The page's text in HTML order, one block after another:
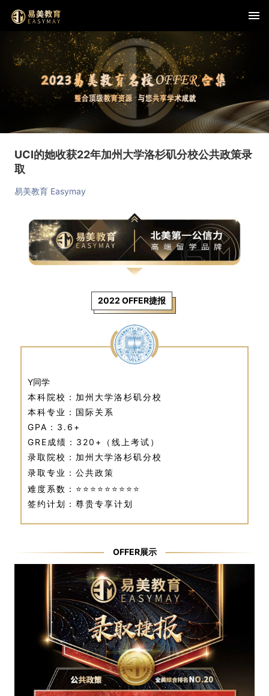
UCI的她收获22年加州大学洛杉矶分校公共政策录
取
易美教育 Easymay
2022 OFFER捷报
Y同学
本科院校：加州大学洛杉矶分校
本科专业：国际关系
GPA：3.6+
GRE成绩：320+（线上考试）
录取院校：加州大学洛杉矶分校
录取专业：公共政策
难度系数：⭐⭐⭐⭐⭐⭐⭐⭐⭐
签约计划：尊贵专享计划
OFFER展示